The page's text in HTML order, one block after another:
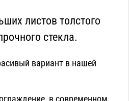
листов толстого
стекла.
вариант в нашей